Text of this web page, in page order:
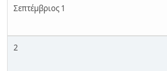
Σεπτέμβριος 1
2